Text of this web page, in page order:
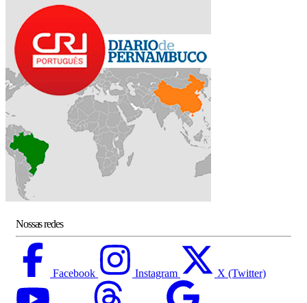
Nossas redes
Facebook Instagram X (Twitter)